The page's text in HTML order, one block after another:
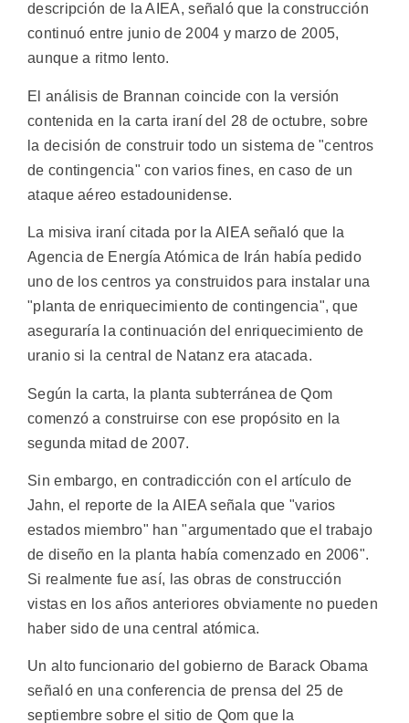
descripción de la AIEA, señaló que la construcción
continuó entre junio de 2004 y marzo de 2005,
aunque a ritmo lento.
El análisis de Brannan coincide con la versión
contenida en la carta iraní del 28 de octubre, sobre
la decisión de construir todo un sistema de "centros
de contingencia" con varios fines, en caso de un
ataque aéreo estadounidense.
La misiva iraní citada por la AIEA señaló que la
Agencia de Energía Atómica de Irán había pedido
uno de los centros ya construidos para instalar una
"planta de enriquecimiento de contingencia", que
aseguraría la continuación del enriquecimiento de
uranio si la central de Natanz era atacada.
Según la carta, la planta subterránea de Qom
comenzó a construirse con ese propósito en la
segunda mitad de 2007.
Sin embargo, en contradicción con el artículo de
Jahn, el reporte de la AIEA señala que "varios
estados miembro" han "argumentado que el trabajo
de diseño en la planta había comenzado en 2006".
Si realmente fue así, las obras de construcción
vistas en los años anteriores obviamente no pueden
haber sido de una central atómica.
Un alto funcionario del gobierno de Barack Obama
señaló en una conferencia de prensa del 25 de
septiembre sobre el sitio de Qom que la